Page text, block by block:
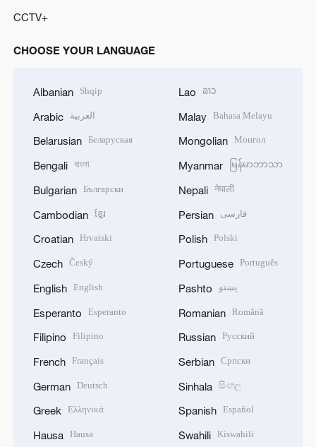
CCTV+
CHOOSE YOUR LANGUAGE
Albanian Shqip
Arabic العربية
Belarusian Беларуская
Bengali বাংলা
Bulgarian Български
Cambodian ខ្មែរ
Croatian Hrvatski
Czech Český
English English
Esperanto Esperanto
Filipino Filipino
French Français
German Deutsch
Greek Ελληνικά
Hausa Hausa
Lao ລາວ
Malay Bahasa Melayu
Mongolian Монгол
Myanmar မြန်မာဘာသာ
Nepali नेपाली
Persian فارسی
Polish Polski
Portuguese Português
Pashto پښتو
Romanian Română
Russian Русский
Serbian Српски
Sinhala සිංහල
Spanish Español
Swahili Kiswahili